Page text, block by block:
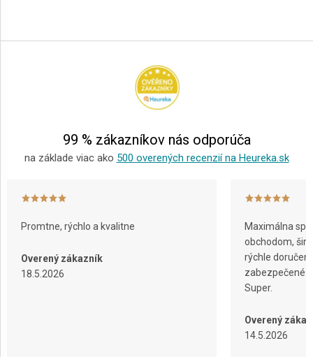
á
99 % zákazníkov nás odporúča
na základe viac ako 500 overených recenzií na Heureka.sk
Promtne, rýchlo a kvalitne
Overený zákazník
18.5.2026
Maximálna
obchodom,
rýchle
zabezpečené
Super.
Overený
14.5.2026